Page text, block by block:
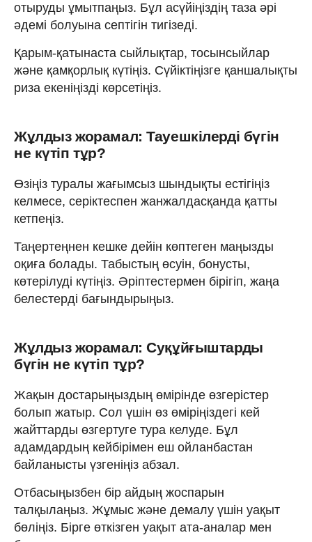
отыруды ұмытпаңыз. Бұл асүйіңіздің таза әрі
әдемі болуына септігін тигізеді.
Қарым-қатынаста сыйлықтар, тосынсыйлар
және қамқорлық күтіңіз. Сүйіктіңізге қаншалықты
риза екеніңізді көрсетіңіз.
Жұлдыз жорамал: Тауешкілерді бүгін
не күтіп тұр?
Өзіңіз туралы жағымсыз шындықты естігіңіз
келмесе, серіктеспен жанжалдасқанда қатты
кетпеңіз.
Таңертеңнен кешке дейін көптеген маңызды
оқиға болады. Табыстың өсуін, бонусты,
көтерілуді күтіңіз. Әріптестермен бірігіп, жаңа
белестерді бағындырыңыз.
Жұлдыз жорамал: Суқұйғыштарды
бүгін не күтіп тұр?
Жақын достарыңыздың өмірінде өзгерістер
болып жатыр. Сол үшін өз өміріңіздегі кей
жайттарды өзгертуге тура келуде. Бұл
адамдардың кейбірімен еш ойланбастан
байланысты үзгеніңіз абзал.
Отбасыңызбен бір айдың жоспарын
талқылаңыз. Жұмыс және демалу үшін уақыт
бөліңіз. Бірге өткізген уақыт ата-аналар мен